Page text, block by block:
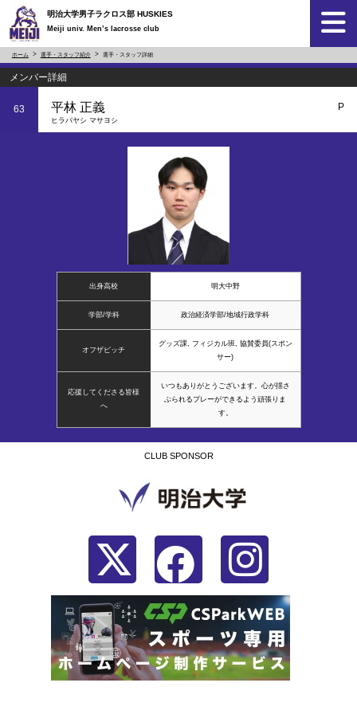
明治大学男子ラクロス部 HUSKIES
Meiji univ. Men’s lacrosse club
ホーム 選手・スタッフ紹介 選手・スタッフ詳細
メンバー詳細
63 平林 正義
ヒラバヤシ マサヨシ
P
出身高校 明大中野
学部/学科 政治経済学部/地域行政学科
オフザピッチ
グッズ課, フィジカル班, 協賛委員(スポン
サー)
応援してくださる皆様
へ
いつもありがとうございます。心が揺さ
ぶられるプレーができるよう頑張りま
す。
CLUB SPONSOR